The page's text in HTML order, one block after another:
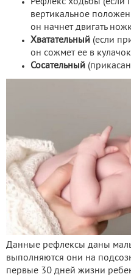
вертикальное
он начнет двигать
Хватательный (если
он сожмет ее в
Сосательный
Данные рефлексы даны
выполняются они на
первые 30 дней жизни